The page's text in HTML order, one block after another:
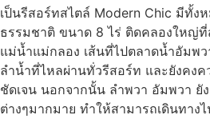
เป็นรีสอร์ทสไตล์ Modern Chic มีทั้ง
ธรรมชาติ ขนาด 8 ไร่ ติดคลองใหญ่ที่
แม่น้ำแม่กลอง เส้นที่ไปตลาดน้ำอัมพ
ลำน้ำที่ไหลผ่านทั่วรีสอร์ท และยังคงค
ชัดเจน นอกจากนั้น ลำพวา อัมพวา ยั
ต่างๆมากมาย ทำให้สามารถเดินทาง